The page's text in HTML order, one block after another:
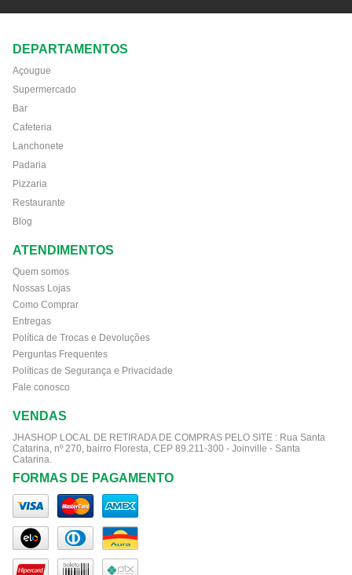
DEPARTAMENTOS
Açougue
Supermercado
Bar
Cafeteria
Lanchonete
Padaria
Pizzaria
Restaurante
Blog
ATENDIMENTOS
Quem somos
Nossas Lojas
Como Comprar
Entregas
Política de Trocas e Devoluções
Perguntas Frequentes
Políticas de Segurança e Privacidade
Fale conosco
VENDAS
JHASHOP LOCAL DE RETIRADA DE COMPRAS PELO SITE : Rua Santa
Catarina, nº 270, bairro Floresta, CEP 89.211-300 - Joinville - Santa
Catarina.
FORMAS DE PAGAMENTO